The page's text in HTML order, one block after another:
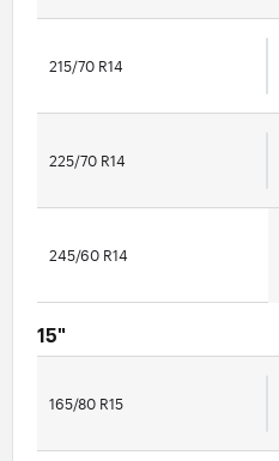
215/70 R14
225/70 R14
245/60 R14
15"
165/80 R15